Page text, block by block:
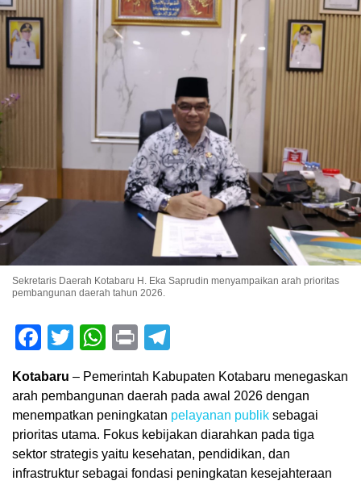
Sekretaris Daerah Kotabaru H. Eka Saprudin menyampaikan arah prioritas
pembangunan daerah tahun 2026.
Facebook
TwitterWhatsApp
Print
Kotabaru – Pemerintah Kabupaten Kotabaru menegaskan
arah pembangunan daerah pada awal 2026 dengan
menempatkan peningkatan pelayanan publik sebagai
prioritas utama. Fokus kebijakan diarahkan pada tiga
sektor strategis yaitu kesehatan, pendidikan, dan
infrastruktur sebagai fondasi peningkatan kesejahteraan